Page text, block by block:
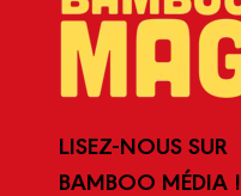
LISEZ-NOUS SUR
BAMBOO MÉDIA !